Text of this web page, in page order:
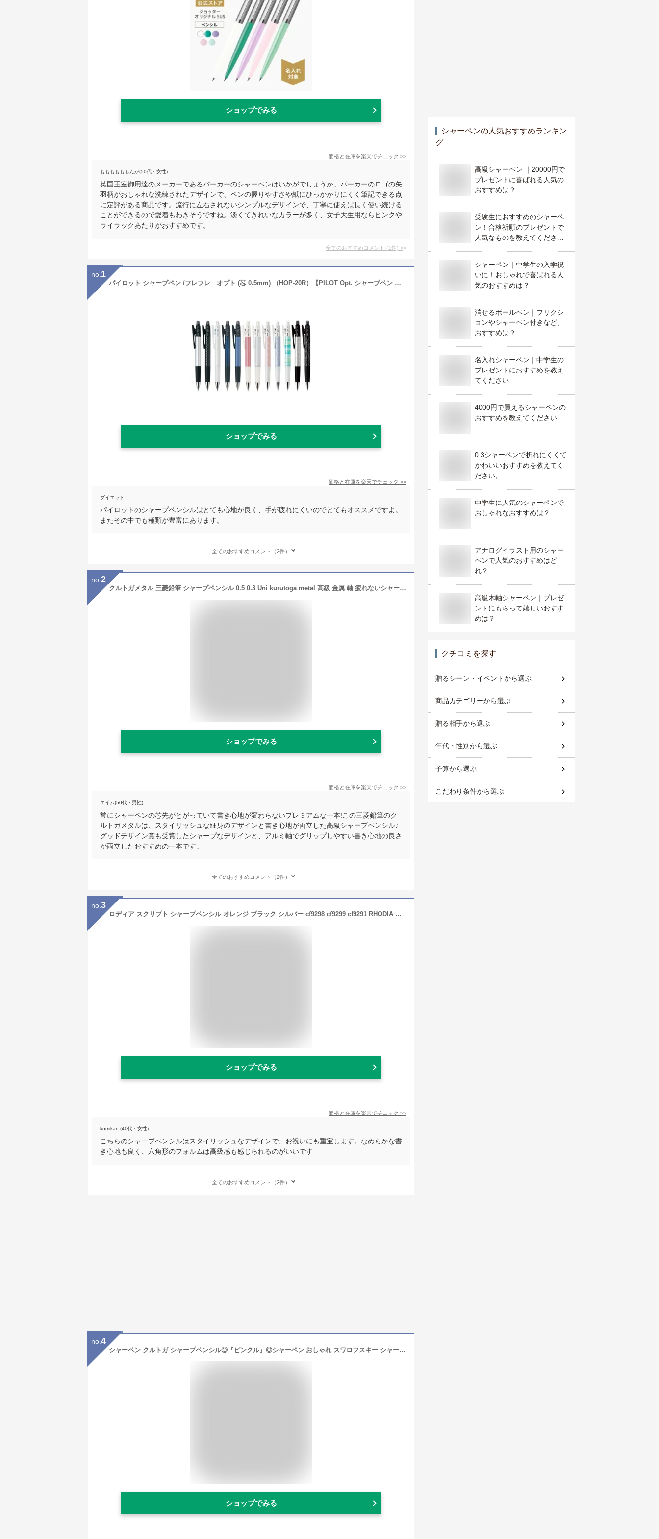
ショップでみる
価格と在庫を楽天でチェック >>
ももももももんが(50代・女性)
英国王室御用達のメーカーであるパーカーのシャーペンはいかがでしょうか。パーカーのロゴの矢
羽柄がおしゃれな洗練されたデザインで、ペンの握りやすさや紙にひっかかりにくく筆記できる点
に定評がある商品です。流行に左右されないシンプルなデザインで、丁寧に使えば長く使い続ける
ことができるので愛着もわきそうですね。淡くてきれいなカラーが多く、女子大生用ならピンクや
ライラックあたりがおすすめです。
全てのおすすめコメント (1件) >
no. 1
パイロット シャープペン /フレフレ オプト (芯 0.5mm) （HOP-20R）【PILOT Opt. シャープペン シャープペンシル シャーペン 筆記具 事務用品 デザイン おしゃれ】
ショップでみる
価格と在庫を楽天でチェック >>
ダイエット
パイロットのシャープペンシルはとても心地が良く、手が疲れにくいのでとてもオススメですよ。
またその中でも種類が豊富にあります。
全てのおすすめコメント（2件）
no. 2
クルトガメタル 三菱鉛筆 シャープペンシル 0.5 0.3 Uni kurutoga metal 高級 金属 軸 疲れないシャープ シャーペン 0.5ミリ グッドデザイン賞 鉛筆 文房具 文具 筆記具 かっこいい ビジネス 学生 メタルボディ 高級感 アルミ軸 プレゼント ギフト
ショップでみる
価格と在庫を楽天でチェック >>
エイム(50代・男性)
常にシャーペンの芯先がとがっていて書き心地が変わらないプレミアムな一本!この三菱鉛筆のク
ルトガメタルは、スタイリッシュな細身のデザインと書き心地が両立した高級シャープペンシル♪
グッドデザイン賞も受賞したシャープなデザインと、アルミ軸でグリップしやすい書き心地の良さ
が両立したおすすめの一本です。
全てのおすすめコメント（2件）
no. 3
ロディア スクリプト シャープペンシル オレンジ ブラック シルバー cf9298 cf9299 cf9291 RHODIA シャーペン メカニカルペンシル scRipt ギフト プレゼント 贈り物 数量 文具 卒業 入学 進級 お祝い 筆記用具 アルミ 金属 ペン おしゃれ かっこいい 中学生
ショップでみる
価格と在庫を楽天でチェック >>
kumikan (40代・女性)
こちらのシャープペンシルはスタイリッシュなデザインで、お祝いにも重宝します。なめらかな書
き心地も良く、六角形のフォルムは高級感も感じられるのがいいです
全てのおすすめコメント（2件）
no. 4
シャーペン クルトガ シャープペンシル◎『ピンクル』◎シャーペン おしゃれ スワロフスキー シャープペンキラキラ ペンシャープペンシル かわいい プレゼントKURUTOGA/三菱uni0.5mm/ピンク/1点＜配送方法限定・送料無料＞
ショップでみる
シャーペンの人気おすすめランキン
グ
高級シャーペン ｜20000円で
プレゼントに喜ばれる人気の
おすすめは？
受験生におすすめのシャーペ
ン！合格祈願のプレゼントで
人気なものを教えてくださ
シャーペン｜中学生の入学祝
いに！おしゃれで喜ばれる人
気のおすすめは？
消せるボールペン｜フリクシ
ョンやシャーペン付きなど、
おすすめは？
名入れシャーペン｜中学生の
プレゼントにおすすめを教え
てください
4000円で買えるシャーペンの
おすすめを教えてください
0.3シャーペンで折れにくくて
かわいいおすすめを教えてく
ださい。
中学生に人気のシャーペンで
おしゃれなおすすめは？
アナログイラスト用のシャー
ペンで人気のおすすめはど
れ？
高級木軸シャーペン｜プレゼ
ントにもらって嬉しいおすす
めは？
クチコミを探す
贈るシーン・イベントから選ぶ
商品カテゴリーから選ぶ
贈る相手から選ぶ
年代・性別から選ぶ
予算から選ぶ
こだわり条件から選ぶ